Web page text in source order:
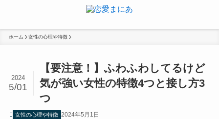
ホーム 女性の心理や特徴
【要注意！】ふわふわしてるけど
気が強い女性の特徴4つと接し方3
つ
2024
5/01
女性の心理や特徴 2024年5月1日